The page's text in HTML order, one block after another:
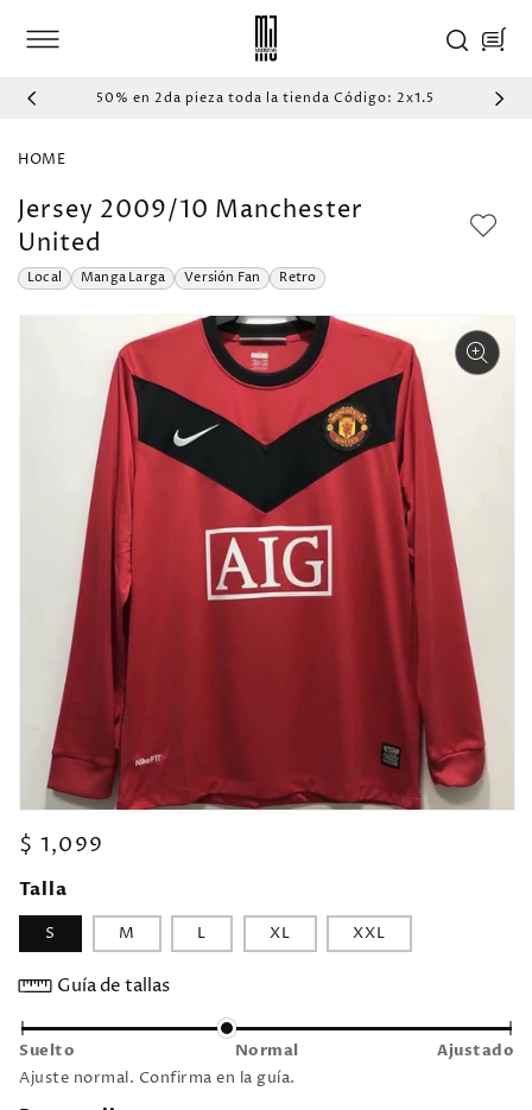
AL CONTENIDO
Carrito
50% en 2da pieza toda la tienda Código: 2x1.5
HOME
Jersey 2009/10 Manchester
United
Local Manga Larga Versión Fan Retro
IR
INFORMACIÓN
DEL PRODUCTO
Precio
habitual
$ 1,099
Talla
S M L XL XXL
Guía de tallas
Suelto Normal Ajustado
Ajuste normal. Confirma en la guía.